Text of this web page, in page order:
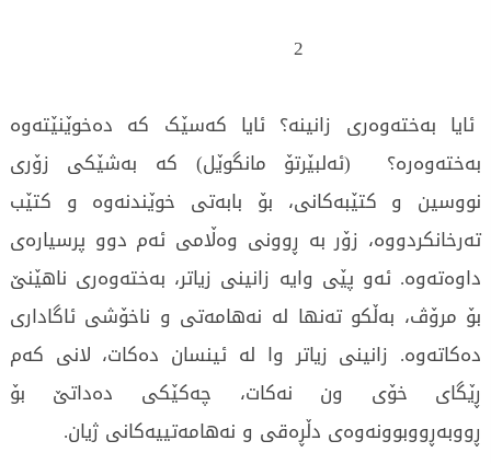
ئایا بەختەوەری زانینە؟ ئایا کەسێک کە دەخوێنێتەوە
بەختەوەرە؟ (ئەلبێرتۆ مانگوێل) کە بەشێکی زۆری
نووسین و کتێبەکانی، بۆ بابەتی خوێندنەوە و کتێب
تەرخانکردووە، زۆر بە ڕوونی وەڵامی ئەم دوو پرسیارەی
داوەتەوە. ئەو پێی وایە زانینی زیاتر، بەختەوەری ناهێنێ
بۆ مرۆڤ، بەڵکو تەنها لە نەهامەتی و ناخۆشی ئاگاداری
دەکاتەوە. زانینی زیاتر وا لە ئینسان دەکات، لانی کەم
ڕێگای خۆی ون نەکات، چەکێکی دەداتێ بۆ
ڕووبەڕووبوونەوەی دڵڕەقی و نەهامەتییەکانی ژیان.